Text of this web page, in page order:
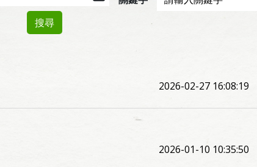
搜尋
2026-02-27 16:08:19
2026-01-10 10:35:50